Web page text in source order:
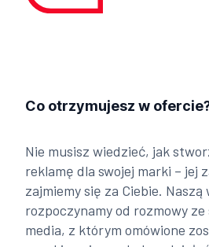
Co otrzymujesz w
Nie musisz wiedzieć, jak
reklamę dla swojej marki – jej
zajmiemy się za Ciebie. Naszą
rozpoczynamy od rozmowy
media, z którym omówione